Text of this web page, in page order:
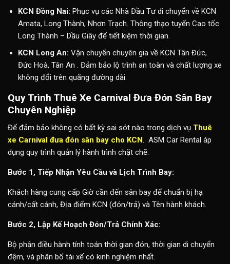
KCN Đồng Nai: Phục vụ các Nhà Đầu Tư di chuyển về KCN
Amata, Long Thành, Nhơn Trạch. Thông thạo tuyến Cao tốc
Long Thành – Dầu Giây để tiết kiệm thời gian.
KCN Long An: Vận chuyển chuyên gia về KCN Tân Đức,
Đức Hoà, Tân An . Đảm bảo lộ trình an toàn và chất lượng xe
không đổi trên quãng đường dài.
Quy Trình Thuê Xe Carnival Đưa Đón Sân Bay
Chuyên Nghiệp
Để đảm bảo không có bất kỳ sai sót nào trong dịch vụ Thuê
xe Carnival đưa đón sân bay cho KCN. ASM Car Rental áp
dụng quy trình quản lý hành trình chặt chẽ:
Bước 1, Tiếp Nhận Yêu Cầu và Lịch Trình Bay:
Khách hàng cung cấp Giờ cần đến sân bay để chuẩn bị hạ
cánh/cất cánh, Địa điểm KCN (đón/trả) và Tên hành khách.
Bước 2, Lập Kế Hoạch Đón/Trả Chính Xác:
Bộ phận điều hành tính toán thời gian đón, thời gian di chuyển
đệm, và phân bổ tài xế có kinh nghiệm nhất.